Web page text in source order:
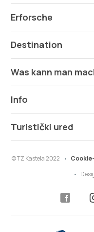
Erforsche
Destination
Was kann man
Info
Turistički ured
© TZ Kastela 2022